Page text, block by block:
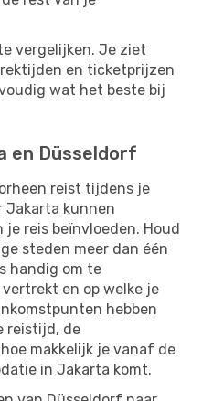
vergelijken. Je ziet
en ticketprijzen
wat het beste bij
en Düsseldorf
reist tijdens je
Jakarta kunnen
reis beïnvloeden. Houd
steden meer dan één
handig om te
en op welke je
hebben
reistijd, de
makkelijk je vanaf de
in Jakarta komt.